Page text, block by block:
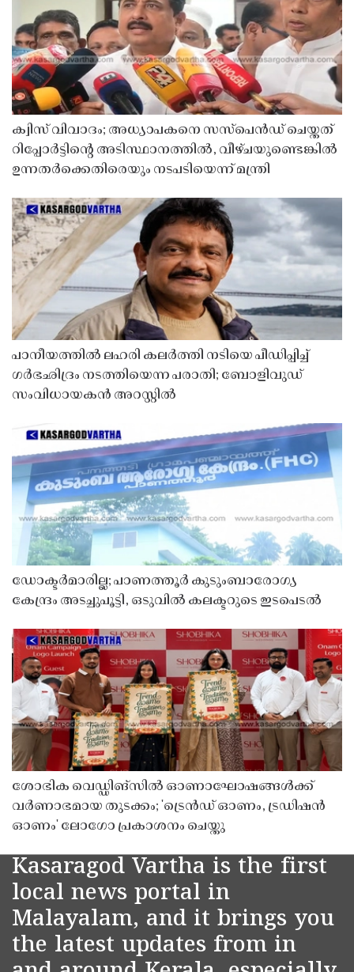
ക്വിസ് വിവാദം; അധ്യാപകനെ സസ്‌പെൻഡ് ചെയ്തത്
റിപ്പോർട്ടിൻ്റെ അടിസ്ഥാനത്തിൽ, വീഴ്ചയുണ്ടെങ്കിൽ
ഉന്നതർക്കെതിരെയും നടപടിയെന്ന് മന്ത്രി
പാനീയത്തിൽ ലഹരി കലർത്തി നടിയെ പീഡിപ്പിച്ച്
ഗർഭഛിദ്രം നടത്തിയെന്ന പരാതി; ബോളിവുഡ്
സംവിധായകൻ അറസ്റ്റിൽ
ഡോക്ടർമാരില്ല; പാണത്തൂർ കുടുംബാരോഗ്യ
കേന്ദ്രം അടച്ചുപൂട്ടി, ഒടുവിൽ കലക്ടറുടെ ഇടപെടൽ
ശോഭിക വെഡ്ഡിങ്സിൽ ഓണാഘോഷങ്ങൾക്ക്
വർണാഭമായ തുടക്കം; 'ട്രെൻഡ് ഓണം, ട്രഡിഷൻ
ഓണം' ലോഗോ പ്രകാശനം ചെയ്തു
Kasaragod Vartha is the first
local news portal in
Malayalam, and it brings you
the latest updates from in